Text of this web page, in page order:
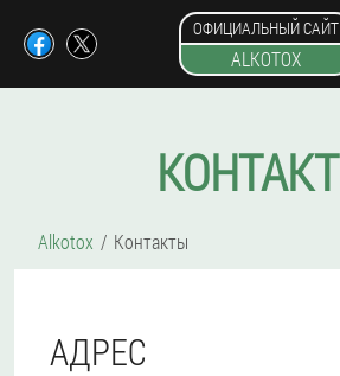
ОФИЦИАЛЬНЫЙ САЙТ
ALKOTOX
Alkotox Контакты
АДРЕС